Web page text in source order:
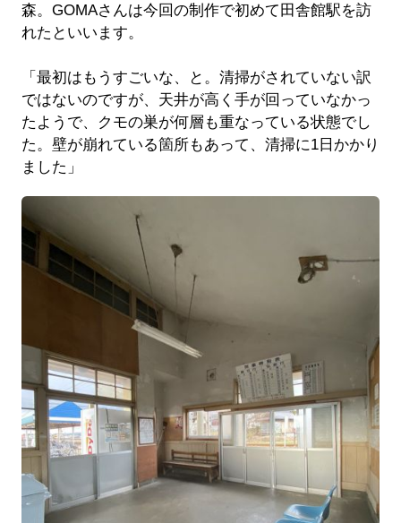
森。GOMAさんは今回の制作で初めて田舎館駅を訪
れたといいます。
「最初はもうすごいな、と。清掃がされていない訳
ではないのですが、天井が高く手が回っていなかっ
たようで、クモの巣が何層も重なっている状態でし
た。壁が崩れている箇所もあって、清掃に1日かかり
ました」